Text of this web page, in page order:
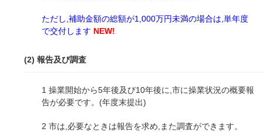
ただし,補助金額の総額が1,000万円未満の場合は,単年度
で交付します NEW!
(2) 報告及び調査
1操業開始から5年後及び10年後に,市に操業状況の概要報
告が必要です。(年度末提出)
2 市は,必要なときは報告を求め,また調査ができます。